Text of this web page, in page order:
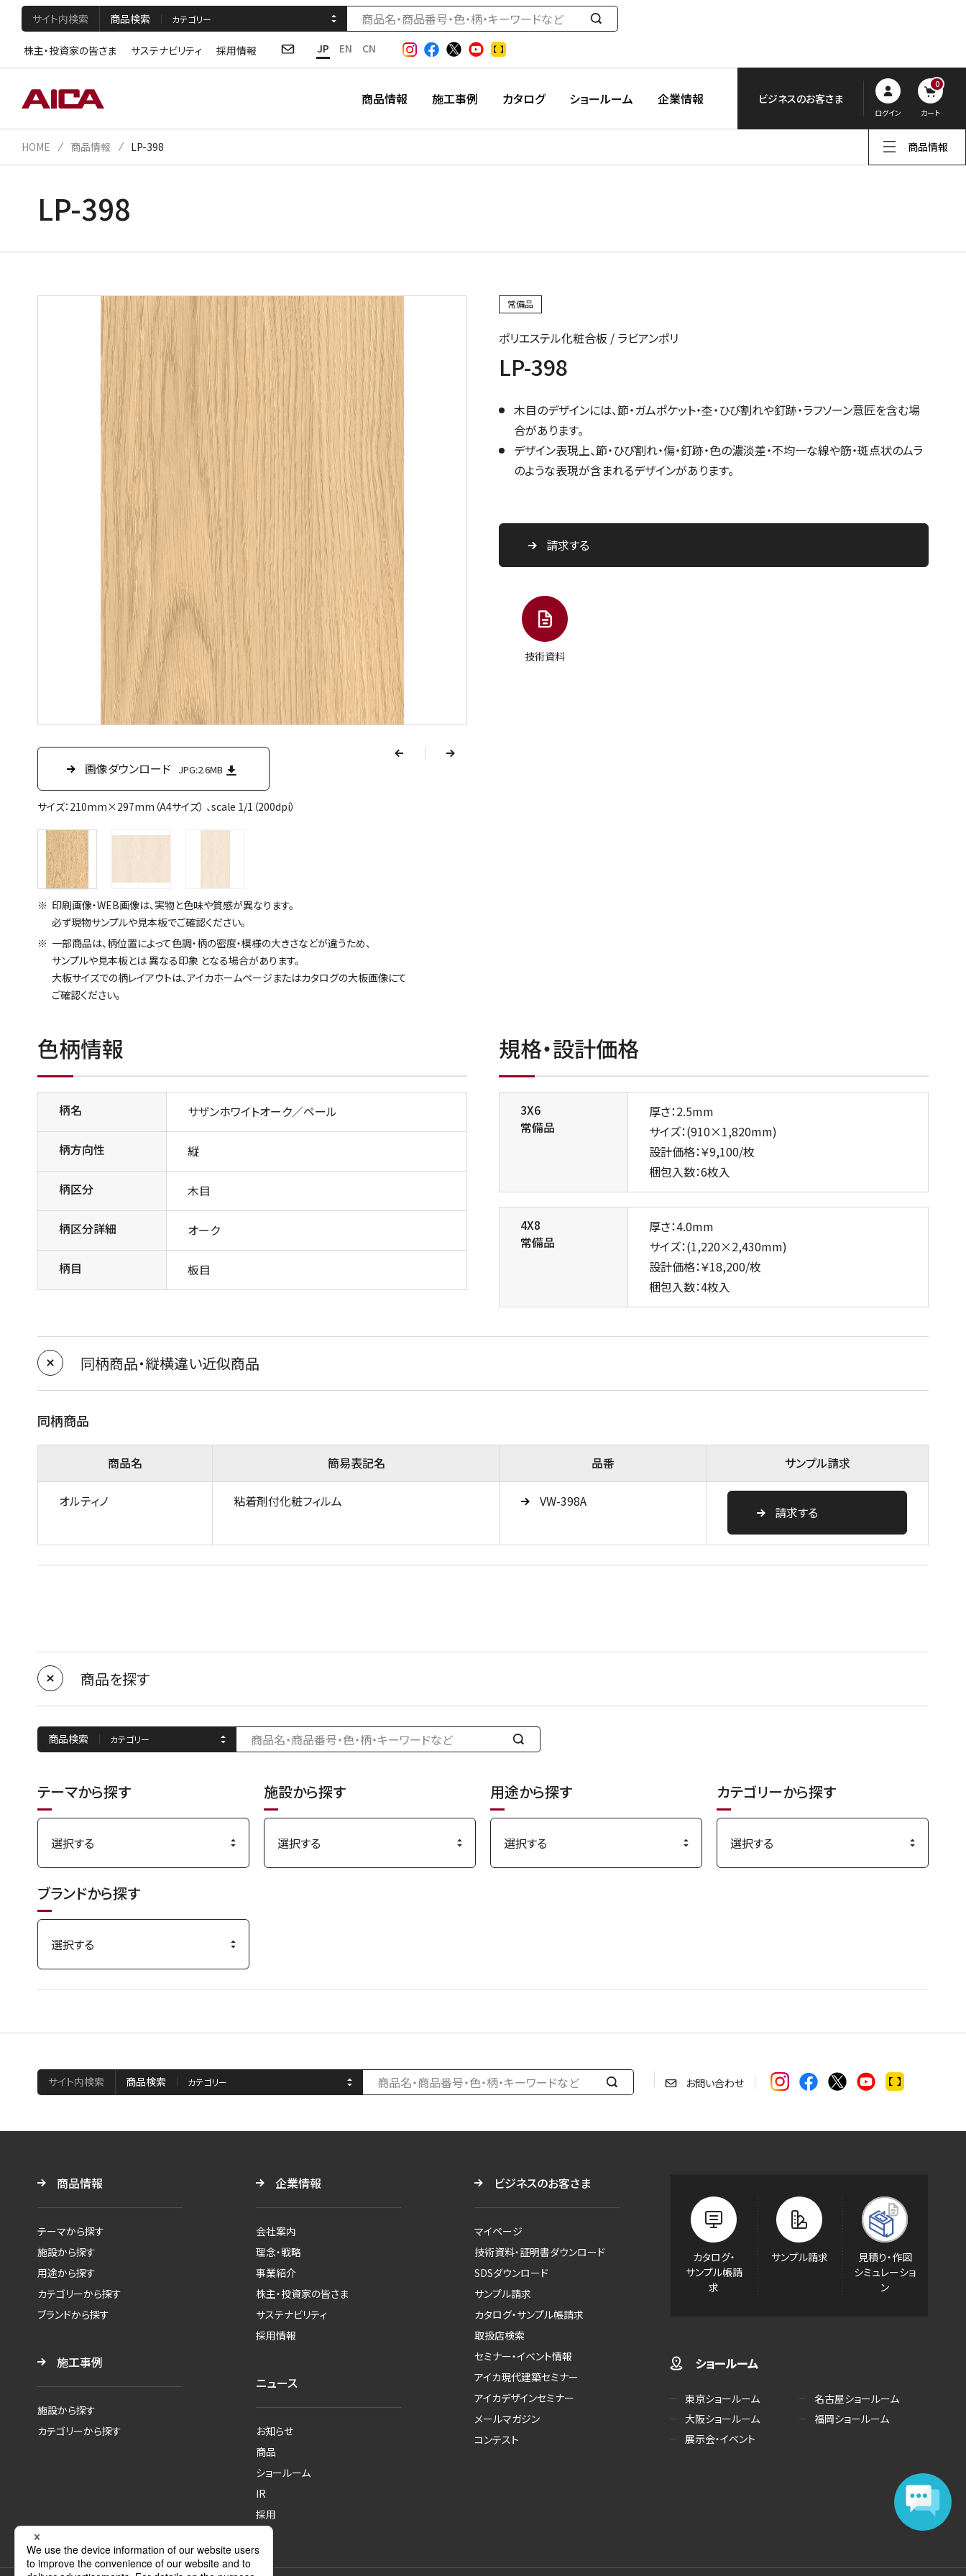
サイト内検索 商品検索
検
す
株主・投資家の皆さま サステナビリティ 採用情報 JP EN CN
商品情報 施工事例 カタログ ショールーム 企業情報 ビジネスのお客さま
ログイン
0
カート
商品情報
HOME 商品情報 LP-398
LP-398
r
e
v
n
画像ダウンロード JPG:2.6MB
サイズ：210mm×297mm（A4サイズ） 、scale 1/1（200dpi）
画像ダウンロード JPG:117KB
画像ダウンロード JPG:1.2MB
印刷画像・WEB画像は、実物と色味や質感が異なります。
必ず現物サンプルや見本板でご確認ください。
一部商品は、柄位置によって色調・柄の密度・模様の大きさなどが違うため、
サンプルや見本板とは 異なる印象 となる場合があります。
大板サイズでの柄レイアウトは、アイカホームページまたはカタログの大板画像にて
ご確認ください。
常備品
ポリエステル化粧合板 / ラビアンポリ
LP-398
木目のデザインには、節・ガムポケット・杢・ひび割れや釘跡・ラフソーン意匠を含む場
合があります。
デザイン表現上、節・ひび割れ・傷・釘跡・色の濃淡差・不均一な線や筋・斑点状のムラ
のような表現が含まれるデザインがあります。
請求する
技術資料
色柄情報
柄名 サザンホワイトオーク／ペール
柄方向性 縦
柄区分 木目
柄区分詳細 オーク
柄目 板目
規格・設計価格
3X6
常備品
厚さ：2.5mm
サイズ：(910×1,820mm)
設計価格：￥9,100/枚
梱包入数：6枚入
4X8
常備品
厚さ：4.0mm
サイズ：(1,220×2,430mm)
設計価格：￥18,200/枚
梱包入数：4枚入
同柄商品・縦横違い近似商品
同柄商品
商品名 簡易表記名 品番 サンプル請求
オルティノ 粘着剤付化粧フィルム VW-398A
請求する
商品を探す
商品検索
検
す
テーマから探す 施設から探す 用途から探す カテゴリーから探す
ブランドから探す
サイト内検索 商品検索
検
す
お問い合わせ
商品情報
テーマから探す
施設から探す
用途から探す
カテゴリーから探す
ブランドから探す
施工事例
施設から探す
カテゴリーから探す
企業情報
会社案内
理念・戦略
事業紹介
株主・投資家の皆さま
サステナビリティ
採用情報
ニュース
お知らせ
商品
ショールーム
IR
採用
ビジネスのお客さま
マイページ
技術資料・証明書ダウンロード
SDSダウンロード
サンプル請求
カタログ・サンプル帳請求
取扱店検索
セミナー・イベント情報
アイカ現代建築セミナー
アイカデザインセミナー
メールマガジン
コンテスト
カタログ・
サンプル帳請
求
サンプル請求
見積り・作図
シミュレーショ
ン
ショールーム
東京ショールーム
名古屋ショールーム
大阪ショールーム
福岡ショールーム
展示会・イベント